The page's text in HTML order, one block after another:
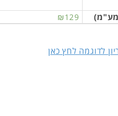
מע"מ) ₪129
לדוגמה לחץ כאן